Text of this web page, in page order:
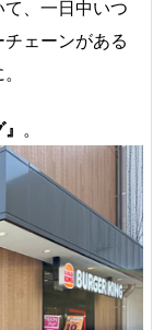
、一日中いつ
ェーンがある
。